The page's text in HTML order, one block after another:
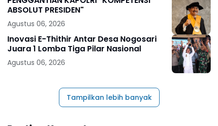
ABSOLUT PRESIDEN"
Agustus 06, 2026
Inovasi E-Thithir Antar Desa Nogosari
Juara 1 Lomba Tiga Pilar Nasional
Agustus 06, 2026
Tampilkan lebih banyak